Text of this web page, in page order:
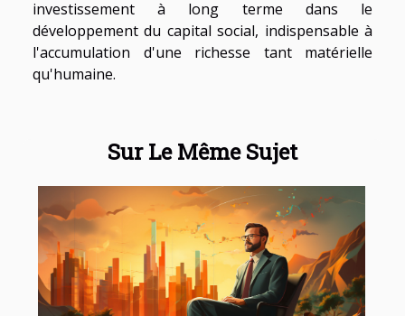
investissement à long terme dans le
développement du capital social, indispensable à
l'accumulation d'une richesse tant matérielle
qu'humaine.
Sur Le Même Sujet